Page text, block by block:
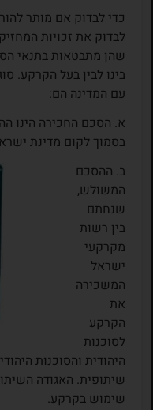
כדי לבדוק אם מותר
לבדוק את זכויות
שהן מתבטאות בתנאי
בינו לבין בעל הקרקע.
עם המדינה הם:
א. הסכם החכירה הינו
בסמוך לקום מדינת
ב. ההסכם
המשולש,
שנחתם
בין רשות
מקרקעי
ישראל
המשכירה
את
הקרקע
לסוכנות
היהודית והסוכנות
שיתופית. האגודה
שימוש בקרקע.